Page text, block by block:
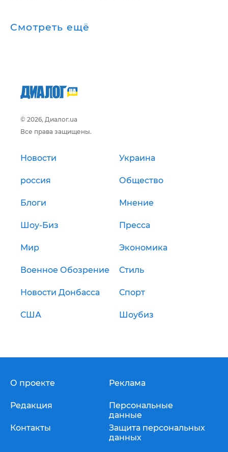
Смотреть ещё
© 2026, Диалог.ua
Все права защищены.
Новости Украина
россия Общество
Блоги Мнение
Шоу-Биз Пресса
Мир Экономика
Военное Обозрение Стиль
Новости Донбасса Спорт
США Шоубиз
О проекте
Редакция
Контакты
Реклама
Персональные
данные
Защита персональных
данных